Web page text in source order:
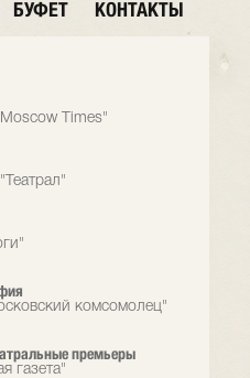
БУФЕТ КОНТАКТЫ
Times"
комсомолец"
премьеры
газета"